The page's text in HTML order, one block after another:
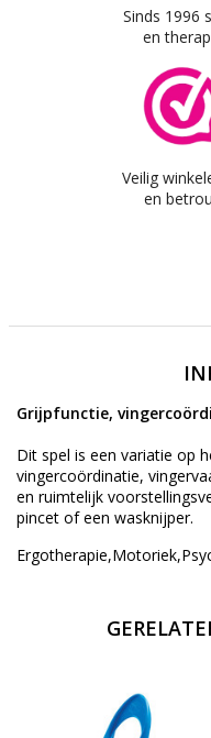
Sinds 1996
en
Veilig
en
Grijpfunctie,
Dit spel is een variatie op
vingercoördinatie,
en ruimtelijk
pincet of een wasknijper.